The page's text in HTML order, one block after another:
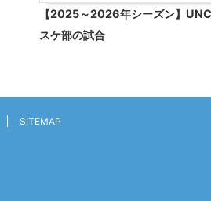
【2025～2026年シーズン】
スケ部の試合
SITEMAP